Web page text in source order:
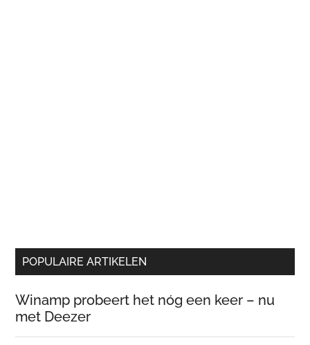
POPULAIRE ARTIKELEN
Winamp probeert het nóg een keer – nu
met Deezer